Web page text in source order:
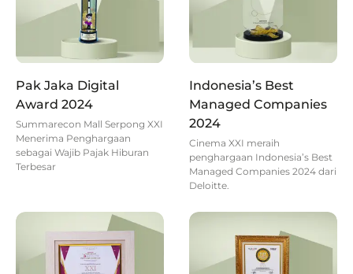
Pak Jaka Digital
Award 2024
Summarecon Mall Serpong XXI
Menerima Penghargaan
sebagai Wajib Pajak Hiburan
Terbesar
Indonesia’s Best
Managed Companies
2024
Cinema XXI meraih
penghargaan Indonesia’s Best
Managed Companies 2024 dari
Deloitte.